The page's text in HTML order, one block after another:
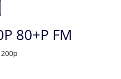
80+P FM